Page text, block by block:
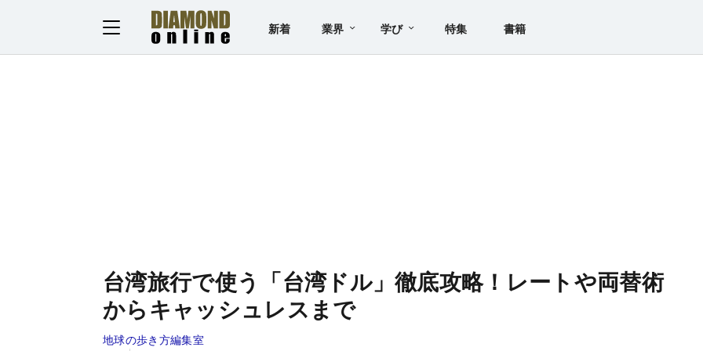
新着 業界 学び 特集 書籍
台湾旅行で使う「台湾ドル」徹底攻略！レートや両替術
からキャッシュレスまで
地球の歩き方編集室